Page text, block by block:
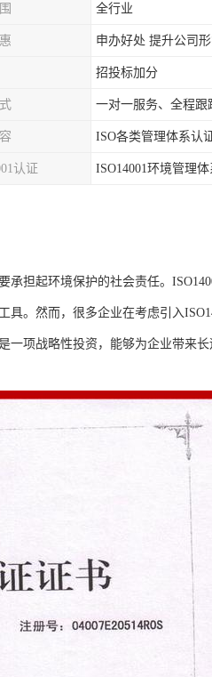
全行业
申办好处 提升公司
招投标加分
一对一服务、全程跟
ISO各类管理体系认
认证 ISO14001环境管理
担起环境保护的社会责任。
。然而，很多企业在考虑引入
一项战略性投资，能够为企业带来